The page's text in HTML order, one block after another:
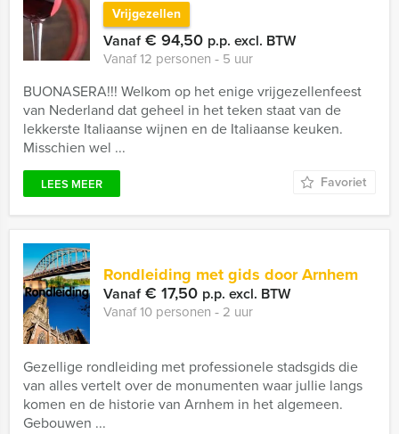
Vrijgezellen
Vanaf€ 94,50 p.p. excl. BTW
Vanaf 12 personen ‐ 5 uur
BUONASERA!!! Welkom op het enige vrijgezellenfeest
van Nederland dat geheel in het teken staat van de
lekkerste Italiaanse wijnen en de Italiaanse keuken.
Misschien wel ...
LEES MEER Favoriet
Rondleiding met gids door Arnhem
Vanaf€ 17,50 p.p. excl. BTW
Vanaf 10 personen ‐ 2 uur
Gezellige rondleiding met professionele stadsgids die
van alles vertelt over de monumenten waar jullie langs
komen en de historie van Arnhem in het algemeen.
Gebouwen ...